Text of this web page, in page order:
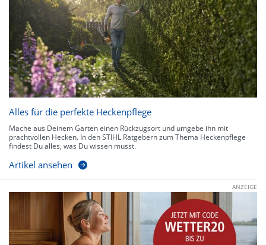
Alles für die perfekte Heckenpflege
Mache aus Deinem Garten einen Rückzugsort und umgebe ihn mit
prachtvollen Hecken. In den STIHL Ratgebern zum Thema Heckenpflege
findest Du alles, was Du wissen musst.
Artikel ansehen
ANZEIGE